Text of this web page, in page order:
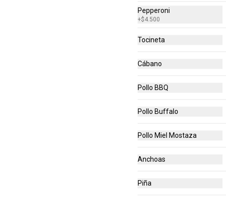
Escoge tu combinación perfecta
Wings, Jamón Champiñon,
Vegetariana, Pepperoni, Miel
$43.900
Pepperoni
+$4.500
Tocineta
Cábano
Pollo BBQ
Pollo Buffalo
Pollo Miel Mostaza
Anchoas
Piña